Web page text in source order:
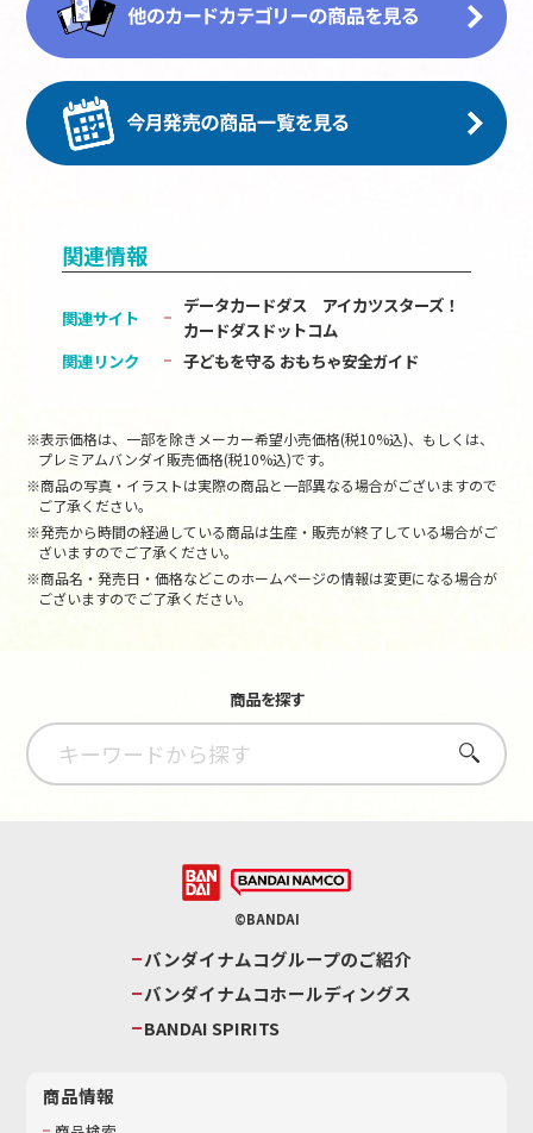
関連情報
関連サイト
データカードダス アイカツスターズ！
カードダスドットコム
関連リンク
子どもを守る おもちゃ安全ガイド
※表示価格は、一部を除きメーカー希望小売価格(税10%込)、もしくは、
プレミアムバンダイ販売価格(税10%込)です。
※商品の写真・イラストは実際の商品と一部異なる場合がございますので
ご了承ください。
※発売から時間の経過している商品は生産・販売が終了している場合がご
ざいますのでご了承ください。
※商品名・発売日・価格などこのホームページの情報は変更になる場合が
ございますのでご了承ください。
商品を探す
さがす
©BANDAI
バンダイナムコグループのご紹介
バンダイナムコホールディングス
BANDAI SPIRITS
商品情報